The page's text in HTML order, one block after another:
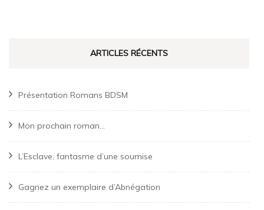
ARTICLES RÉCENTS
Présentation Romans BDSM
Mon prochain roman…
L’Esclave, fantasme d’une soumise
Gagnez un exemplaire d’Abnégation